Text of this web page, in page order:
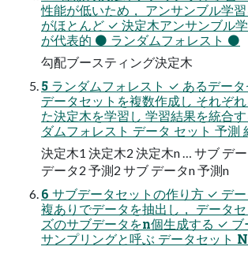
性能が低いため， アンサンブル学
がほとんど ✓ 決定木アンサンブル
が代表的 ⚫ ランダムフォレスト ⚫
勾配ブースティング決定木
5 ランダムフォレスト ✓ あるデー
データセットを複数作成し それぞ
た決定木を学習し 学習結果を統合
ダムフォレスト データ セット 予測
決定木1 決定木2 決定木n … サブ デ
データ2 予測2 サブ データn 予測n
6 サブデータセットの作り方 ✓ デ
複ありでデータを抽出し， データ
ズのサブデータをn個生成する ✓ ブ
サンプリングと呼ぶ データセット